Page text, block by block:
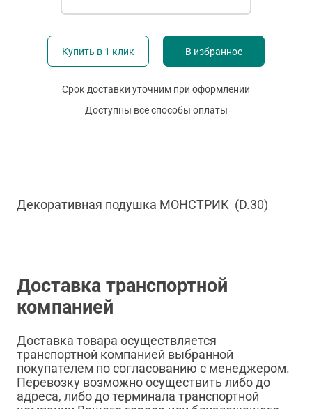
Купить в 1 клик В избранное
Срок доставки уточним при оформлении
Доступны все способы оплаты
Декоративная подушка МОНСТРИК (D.30)
Доставка транспортной
компанией
Доставка товара осуществляется
транспортной компанией выбранной
покупателем по согласованию с менеджером.
Перевозку возможно осуществить либо до
адреса, либо до терминала транспортной